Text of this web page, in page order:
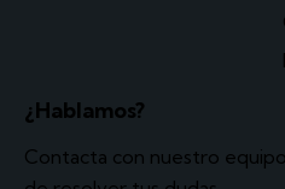
¿Hablamos?
Contacta con nuestro